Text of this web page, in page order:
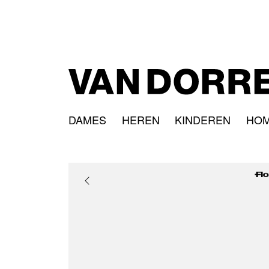
DAMES HEREN KINDEREN